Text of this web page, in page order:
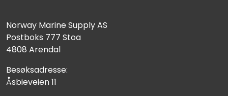
Norway Marine Supply AS
Postboks 777 Stoa
4808 Arendal
Besøksadresse:
Åsbieveien 11